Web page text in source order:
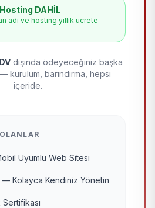
DAHİL
adı ve hosting yıllık ücrete
dışında ödeyeceğiniz başka
kurulum, barındırma, hepsi
içeride.
Uyumlu Web Sitesi
— Kolayca Kendiniz Yönetin